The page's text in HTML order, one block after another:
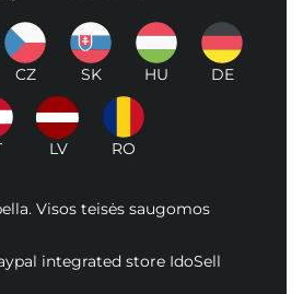
CZ SK HU DE
LV RO
Visos teisės saugomos